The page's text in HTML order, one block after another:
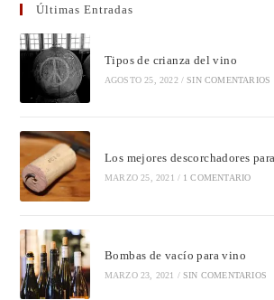
Últimas Entradas
Tipos de crianza del vino
AGOSTO 25, 2022 / SIN COMENTARIOS
Los mejores descorchadores
MARZO 25, 2021 / 1 COMENTARIO
Bombas de vacío para vino
MARZO 23, 2021 / SIN COMENTARIOS